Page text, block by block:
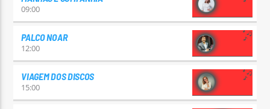
09:00
PALCO NOAR
12:00
VIAGEM DOS DISCOS
15:00